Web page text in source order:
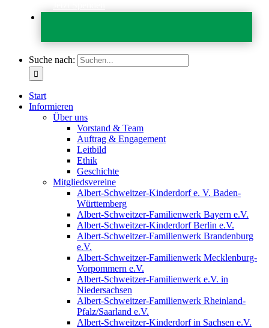
Suche nach:
Start
Informieren
Über uns
Vorstand & Team
Auftrag & Engagement
Leitbild
Ethik
Geschichte
Mitgliedsvereine
Albert-Schweitzer-Kinderdorf e. V. Baden-
Württemberg
Albert-Schweitzer-Familienwerk Bayern e.V.
Albert-Schweitzer-Kinderdorf Berlin e.V.
Albert-Schweitzer-Familienwerk Brandenburg
e.V.
Albert-Schweitzer-Familienwerk Mecklenburg-
Vorpommern e.V.
Albert-Schweitzer-Familienwerk e.V. in
Niedersachsen
Albert-Schweitzer-Familienwerk Rheinland-
Pfalz/Saarland e.V.
Albert-Schweitzer-Kinderdorf in Sachsen e.V.